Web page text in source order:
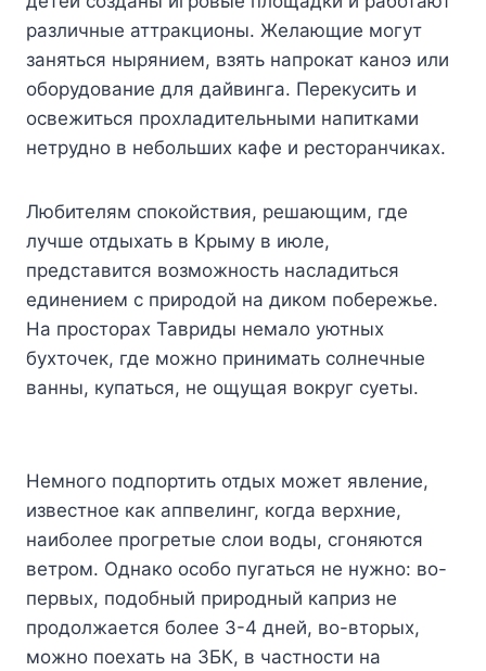
различные аттракционы. Желающие могут
заняться нырянием, взять напрокат каноэ или
оборудование для дайвинга. Перекусить и
освежиться прохладительными напитками
нетрудно в небольших кафе и ресторанчиках.
Любителям спокойствия, решающим, где
лучше отдыхать в Крыму в июле,
представится возможность насладиться
единением с природой на диком побережье.
На просторах Тавриды немало уютных
бухточек, где можно принимать солнечные
ванны, купаться, не ощущая вокруг суеты.
Немного подпортить отдых может явление,
известное как аппвелинг, когда верхние,
наиболее прогретые слои воды, сгоняются
ветром. Однако особо пугаться не нужно: во-
первых, подобный природный каприз не
продолжается более 3-4 дней, во-вторых,
можно поехать на ЗБК, в частности на